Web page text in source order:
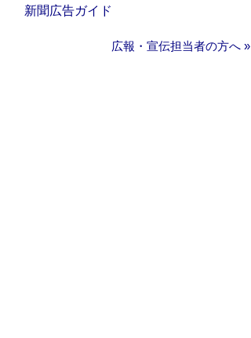
新聞広告ガイド
広報・宣伝担当者の方へ »